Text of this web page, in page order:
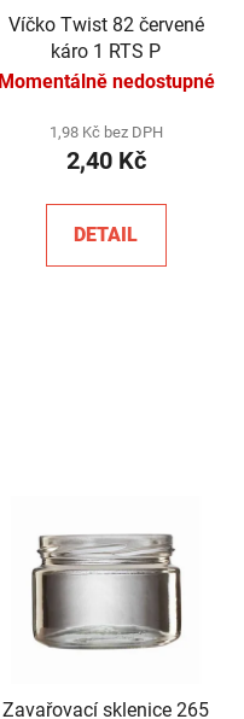
Víčko Twist 82 červené
káro 1 RTS P
Momentálně nedostupné
1,98 Kč bez DPH
2,40 Kč
DETAIL
Zavařovací sklenice 265